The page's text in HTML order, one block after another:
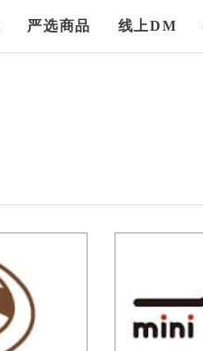
严选商品 线上DM